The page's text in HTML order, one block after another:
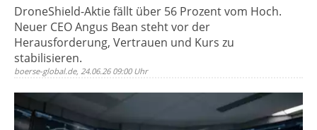
DroneShield-Aktie fällt über 56 Prozent vom Hoch.
Neuer CEO Angus Bean steht vor der
Herausforderung, Vertrauen und Kurs zu
stabilisieren.
boerse-global.de, 24.06.26 09:00 Uhr